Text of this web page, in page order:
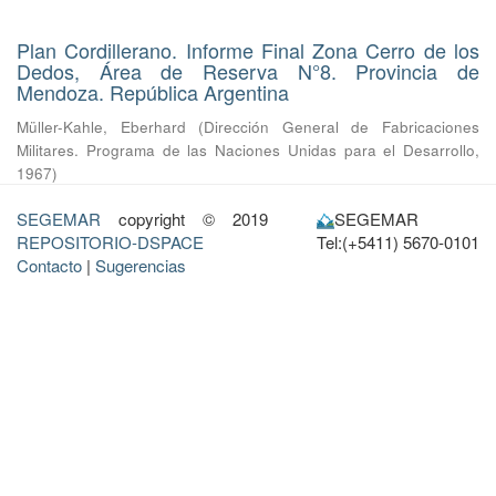
Plan Cordillerano. Informe Final Zona Cerro de los
Dedos, Área de Reserva N°8. Provincia de
Mendoza. República Argentina
Müller-Kahle, Eberhard (Dirección General de Fabricaciones
Militares. Programa de las Naciones Unidas para el Desarrollo,
1967)
SEGEMAR copyright © 2019
REPOSITORIO-DSPACE
Contacto | Sugerencias
SEGEMAR
Tel:(+5411) 5670-0101